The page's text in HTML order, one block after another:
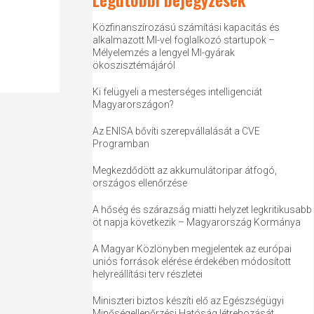
Közfinanszírozású számítási kapacitás és
alkalmazott MI-vel foglalkozó startupok –
Mélyelemzés a lengyel MI-gyárak
ökoszisztémájáról
Ki felügyeli a mesterséges intelligenciát
Magyarországon?
Az ENISA bővíti szerepvállalását a CVE
Programban
Megkezdődött az akkumulátoripar átfogó,
országos ellenőrzése
A hőség és szárazság miatti helyzet legkritikusabb
öt napja következik – Magyarország Kormánya
A Magyar Közlönyben megjelentek az európai
uniós források elérése érdekében módosított
helyreállítási terv részletei
Miniszteri biztos készíti elő az Egészségügyi